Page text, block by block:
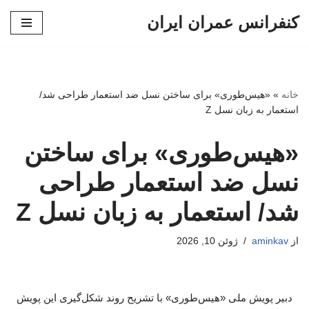
کنفرانس عمران ایران
خانه » «هیس‌طوری» برای ساختن نسل ضد استعمار طراحی شد/
استعمار به زبان نسل Z
«هیس‌طوری» برای ساختن
نسل ضد استعمار طراحی
شد/ استعمار به زبان نسل Z
از aminkav ژوئن 10, 2026
دبیر پویش ملی «هیس‌طوری» با تشریح روند شکل‌گیری این پویش